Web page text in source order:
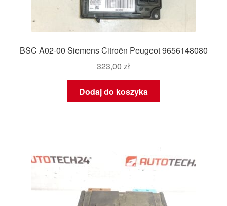
BSC A02-00 Siemens Citroën Peugeot 9656148080
323,00 zł
Dodaj do koszyka